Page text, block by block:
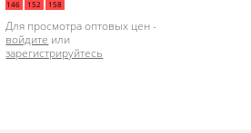
146
152 158
Для просмотра оптовых цен -
войдите или
зарегистрируйтесь